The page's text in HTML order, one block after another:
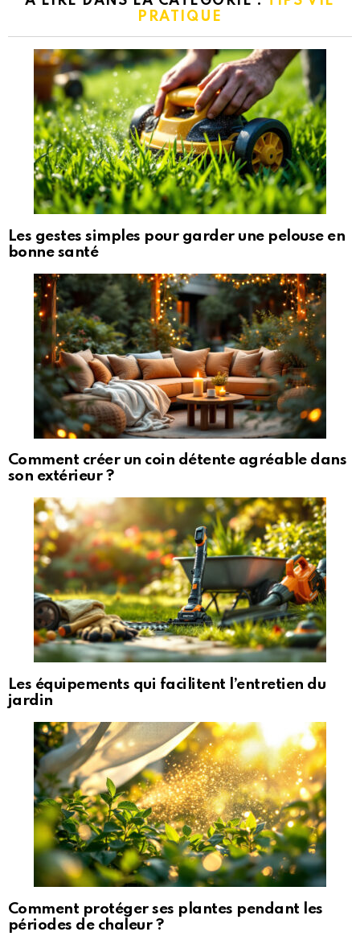
PRATIQUE
Les gestes simples pour garder une pelouse en
bonne santé
Comment créer un coin détente agréable dans
son extérieur ?
Les équipements qui facilitent l’entretien du
jardin
Comment protéger ses plantes pendant les
périodes de chaleur ?